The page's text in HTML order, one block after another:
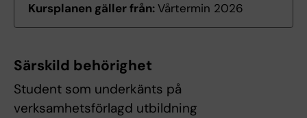
Kursplanen gäller från:Vårtermin 2026
Särskild behörighet
Student som underkänts på
verksamhetsförlagd utbildning